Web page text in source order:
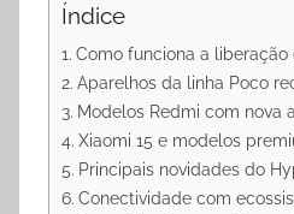
Índice
Como funciona a liberação
Aparelhos da linha Poco
Modelos Redmi com nova
Xiaomi 15 e modelos
Principais novidades do
Conectividade com